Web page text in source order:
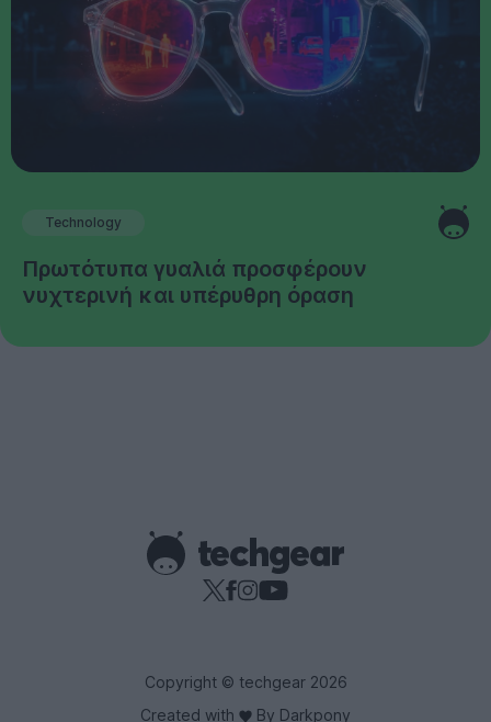
Technology
Πρωτότυπα γυαλιά προσφέρουν
νυχτερινή και υπέρυθρη όραση
Copyright © techgear 2026
Created with
By Darkpony